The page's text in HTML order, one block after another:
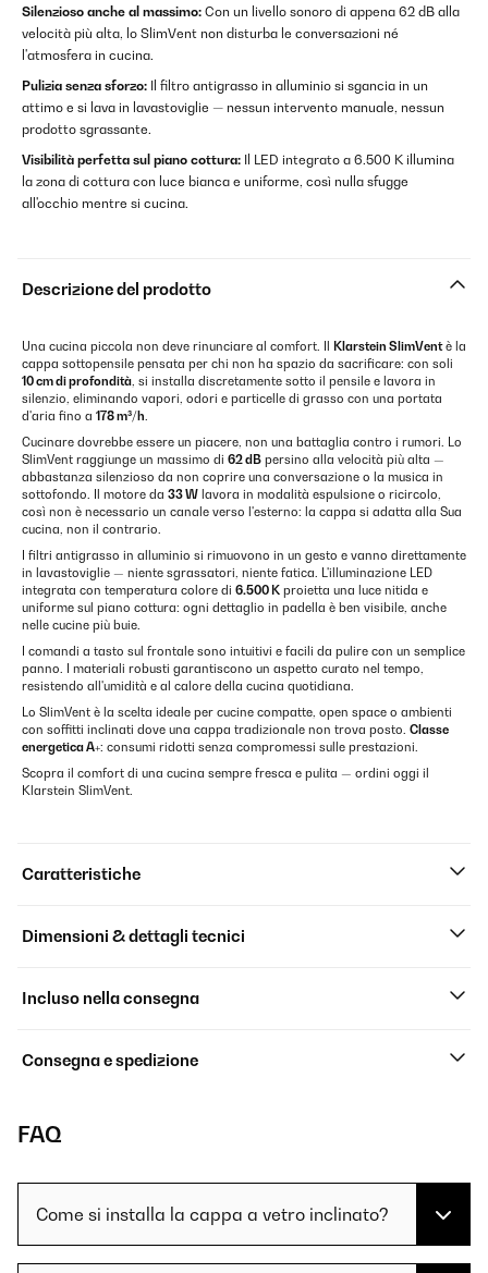
Silenzioso anche al massimo: Con un livello sonoro di appena 62 dB alla
velocità più alta, lo SlimVent non disturba le conversazioni né
l'atmosfera in cucina.
Pulizia senza sforzo: Il filtro antigrasso in alluminio si sgancia in un
attimo e si lava in lavastoviglie — nessun intervento manuale, nessun
prodotto sgrassante.
Visibilità perfetta sul piano cottura: Il LED integrato a 6.500 K illumina
la zona di cottura con luce bianca e uniforme, così nulla sfugge
all'occhio mentre si cucina.
Descrizione del prodotto
Una cucina piccola non deve rinunciare al comfort. Il Klarstein SlimVentè la
cappa sottopensile pensata per chi non ha spazio da sacrificare: con soli
10 cm di profondità, si installa discretamente sotto il pensile e lavora in
silenzio, eliminando vapori, odori e particelle di grasso con una portata
d'aria fino a 178 m³/h.
Cucinare dovrebbe essere un piacere, non una battaglia contro i rumori. Lo
SlimVent raggiunge un massimo di 62 dB persino alla velocità più alta —
abbastanza silenzioso da non coprire una conversazione o la musica in
sottofondo. Il motore da 33 W lavora in modalità espulsione o ricircolo,
così non è necessario un canale verso l'esterno: la cappa si adatta alla Sua
cucina, non il contrario.
I filtri antigrasso in alluminio si rimuovono in un gesto e vanno direttamente
in lavastoviglie — niente sgrassatori, niente fatica. L'illuminazione LED
integrata con temperatura colore di 6.500 K proietta una luce nitida e
uniforme sul piano cottura: ogni dettaglio in padella è ben visibile, anche
nelle cucine più buie.
I comandi a tasto sul frontale sono intuitivi e facili da pulire con un semplice
panno. I materiali robusti garantiscono un aspetto curato nel tempo,
resistendo all'umidità e al calore della cucina quotidiana.
Lo SlimVent è la scelta ideale per cucine compatte, open space o ambienti
con soffitti inclinati dove una cappa tradizionale non trova posto. Classe
energetica A+: consumi ridotti senza compromessi sulle prestazioni.
Scopra il comfort di una cucina sempre fresca e pulita — ordini oggi il
Klarstein SlimVent.
Caratteristiche
Dimensioni & dettagli tecnici
Incluso nella consegna
Consegna e spedizione
FAQ
Come si installa la cappa a vetro inclinato?